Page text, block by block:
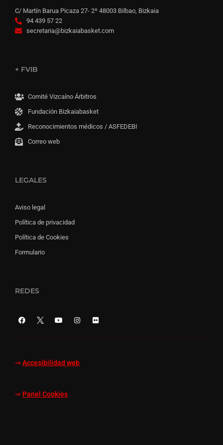
C/ Martín Barua Picaza 27- 2º 48003 Bilbao, Bizkaia
94 439 57 22
secretaria@bizkaiabasket.com
+ FVIB
Comité Vizcaíno Árbitros
Fundación Bizkaiabasket
Reconocimientos médicos / ASFEDEBI
Correo web
LEGALES
Aviso legal
Política de privacidad
Política de Cookies
Formulario
REDES
⇒ Accesibilidad web
⇒ Panel Cookies